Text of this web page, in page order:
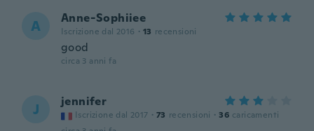
A Anne-Sophiiee
Iscrizione dal 2016 · 13 recensioni
good
circa 3 anni fa
J jennifer
Iscrizione dal 2017 · 73 recensioni · 36 caricamenti